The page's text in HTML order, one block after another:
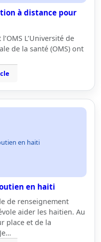
à distance pour
L’Université de
de la santé (OMS) ont
en haiti
en haiti
de renseignement
aider les haitien. Au
place et de la